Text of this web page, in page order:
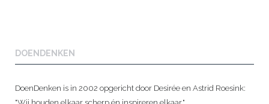
DOENDENKEN
DoenDenken is in 2002 opgericht door Desirée en Astrid Roesink: